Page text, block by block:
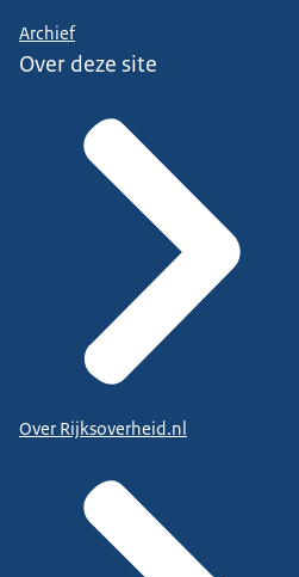
Archief
Over deze site
Over Rijksoverheid.nl